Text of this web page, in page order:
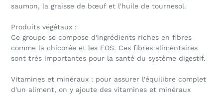
saumon, la graisse de bœuf et l'huile de tournesol.
Produits végétaux :
Ce groupe se compose d'ingrédients riches en fibres
comme la chicorée et les FOS. Ces fibres alimentaires
sont très importantes pour la santé du système digestif.
Vitamines et minéraux : pour assurer l'équilibre complet
d'un aliment, on y ajoute des vitamines et minéraux